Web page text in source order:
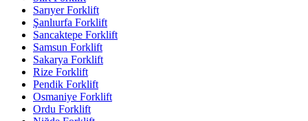
Sarıyer Forklift
Şanlıurfa Forklift
Sancaktepe Forklift
Samsun Forklift
Sakarya Forklift
Rize Forklift
Pendik Forklift
Osmaniye Forklift
Ordu Forklift